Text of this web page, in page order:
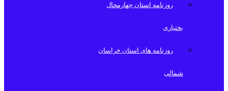
روزنامه استان چهارمحال
بختیاری
روزنامه های استان خراسان
شمالی